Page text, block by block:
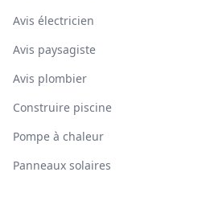
Avis électricien
Avis paysagiste
Avis plombier
Construire piscine
Pompe à chaleur
Panneaux solaires